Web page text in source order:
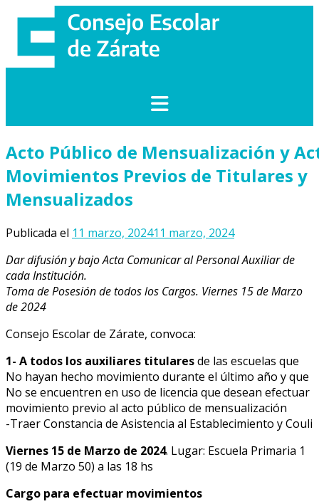
contenido
Acto Público de Mensualización y
Movimientos Previos de Titulares y
Mensualizados
Publicada el 11 marzo, 202411 marzo, 2024
Dar difusión y bajo Acta Comunicar al Personal Auxiliar de
cada Institución.
Toma de Posesión de todos los Cargos. Viernes 15 de Marzo
de 2024
Consejo Escolar de Zárate, convoca:
1- A todos los auxiliares titularesde las escuelas que
No hayan hecho movimiento durante el último año y que
No se encuentren en uso de licencia que desean efectuar
movimiento previo al acto público de mensualización
-Traer Constancia de Asistencia al Establecimiento y Couli
Viernes 15 de Marzo de 2024. Lugar: Escuela Primaria 1
(19 de Marzo 50) a las 18 hs
Cargo para efectuar movimientos